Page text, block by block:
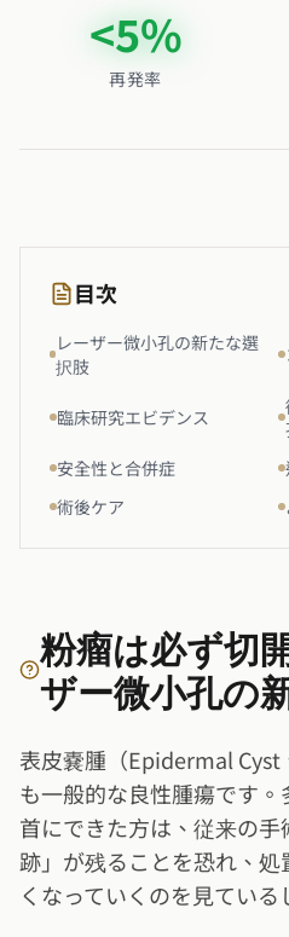
<5%
再発率
目次
レーザー微小孔の新たな選
択肢
臨床研究エビデンス
安全性と合併症
術後ケア
粉瘤は必ず切
ザー微小孔の
表皮嚢腫（Epidermal
も一般的な良性腫瘍です
首にできた方は、従来の
跡」が残ることを恐れ、
くなっていくのを見ている